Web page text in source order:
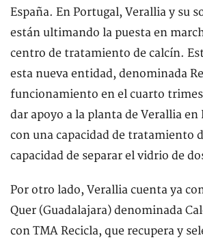
España. En Portugal, Verallia y su
están ultimando la puesta en
centro de tratamiento de calcín.
esta nueva entidad, denominada
funcionamiento en el cuarto
dar apoyo a la planta de Verallia en
con una capacidad de tratamiento
capacidad de separar el vidrio de
Por otro lado, Verallia cuenta ya
Quer (Guadalajara) denominada
con TMA Recicla, que recupera y